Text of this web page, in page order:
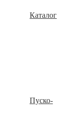
Каталог
Пуско-